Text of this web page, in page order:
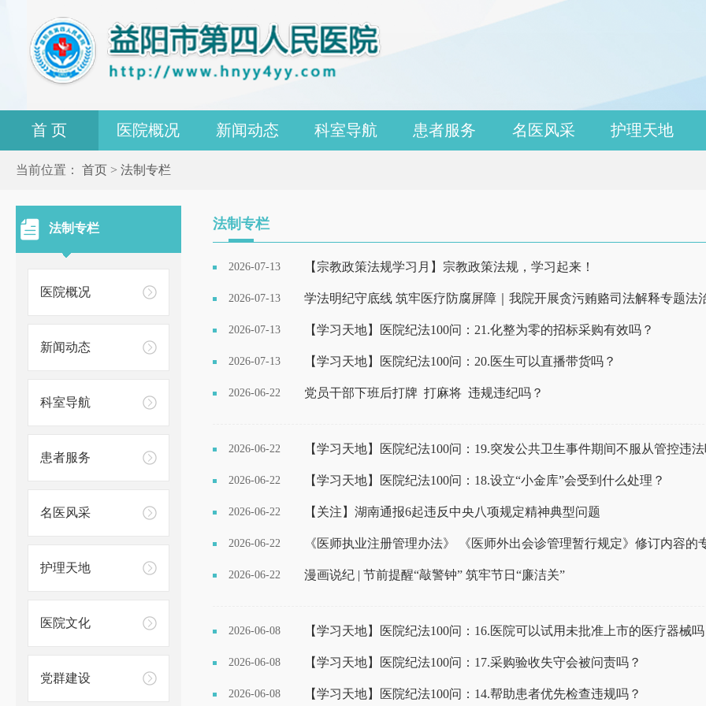
首 页 医院概况 新闻动态 科室导航 患者服务 名医风采 护理天地
当前位置： 首页 > 法制专栏
法制专栏
医院概况
新闻动态
科室导航
患者服务
名医风采
护理天地
医院文化
党群建设
法制专栏
2026-07-13 【宗教政策法规学习月】宗教政策法规，学习起来！
2026-07-13 学法明纪守底线 筑牢医疗防腐屏障｜我院开展贪污贿赂司法解释专题法
2026-07-13 【学习天地】医院纪法100问：21.化整为零的招标采购有效吗？
2026-07-13 【学习天地】医院纪法100问：20.医生可以直播带货吗？
2026-06-22 党员干部下班后打牌 打麻将 违规违纪吗？
2026-06-22 【学习天地】医院纪法100问：19.突发公共卫生事件期间不服从管控违法
2026-06-22 【学习天地】医院纪法100问：18.设立“小金库”会受到什么处理？
2026-06-22 【关注】湖南通报6起违反中央八项规定精神典型问题
2026-06-22 《医师执业注册管理办法》 《医师外出会诊管理暂行规定》修订内容的
2026-06-22 漫画说纪 | 节前提醒“敲警钟” 筑牢节日“廉洁关”
2026-06-08 【学习天地】医院纪法100问：16.医院可以试用未批准上市的医疗器械吗
2026-06-08 【学习天地】医院纪法100问：17.采购验收失守会被问责吗？
2026-06-08 【学习天地】医院纪法100问：14.帮助患者优先检查违规吗？